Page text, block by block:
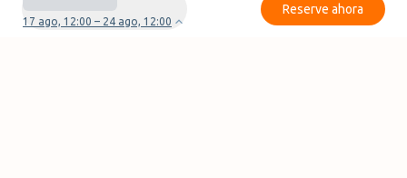
17 ago, 12:00 – 24 ago, 12:00
Reserve ahora